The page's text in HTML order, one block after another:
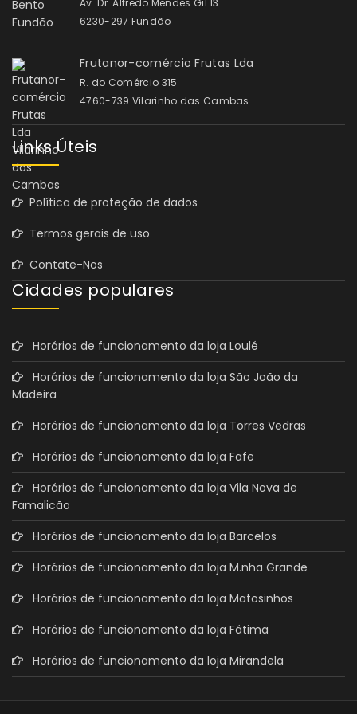
Av. Dr. Alfredo Mendes Gil 13
6230-297 Fundão
Frutanor-comércio Frutas Lda
R. do Comércio 315
4760-739 Vilarinho das Cambas
Links Úteis
Política de proteção de dados
Termos gerais de uso
Contate-Nos
Cidades populares
Horários de funcionamento da loja Loulé
Horários de funcionamento da loja São João da
Madeira
Horários de funcionamento da loja Torres Vedras
Horários de funcionamento da loja Fafe
Horários de funcionamento da loja Vila Nova de
Famalicão
Horários de funcionamento da loja Barcelos
Horários de funcionamento da loja M.nha Grande
Horários de funcionamento da loja Matosinhos
Horários de funcionamento da loja Fátima
Horários de funcionamento da loja Mirandela